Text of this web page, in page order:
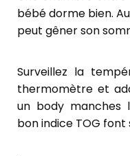
bébé dorme bien.
peut gêner son
Surveillez la
thermomètre et
un body manches
bon indice TOG